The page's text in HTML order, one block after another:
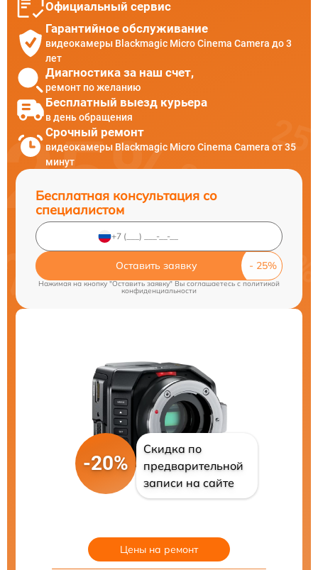
Официальный сервис
Гарантийное обслуживание
видеокамеры Blackmagic Micro Cinema Camera до 3
лет
Диагностика за наш счет,
ремонт по желанию
Бесплатный выезд курьера
в день обращения
Срочный ремонт
видеокамеры Blackmagic Micro Cinema Camera от 35
минут
Бесплатная консультация со
специалистом
Оставить заявку
Нажимая на кнопку "Оставить заявку" Вы соглашаетесь cполитикой
конфиденциальности
-20%
Скидка по
предварительной
записи на сайте
Цены на ремонт